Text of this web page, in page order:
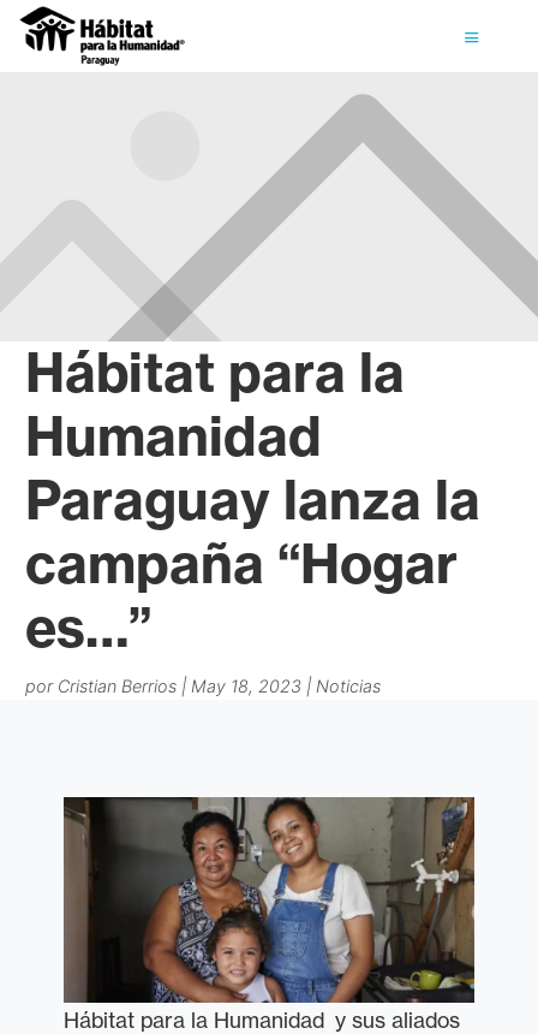
Hábitat para la
Humanidad
Paraguay lanza la
campaña “Hogar
es…”
por Cristian Berrios| May 18, 2023| Noticias
Hábitat para la Humanidad y sus aliados